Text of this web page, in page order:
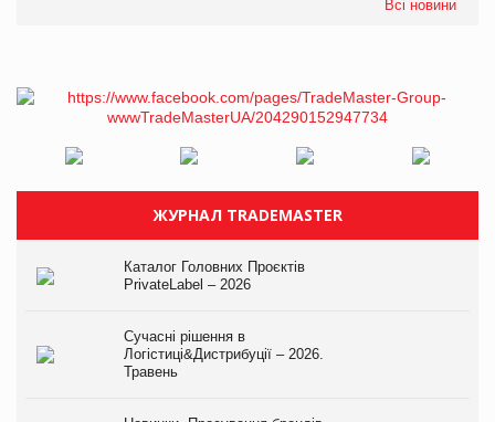
Всі новини
ЖУРНАЛ TRADEMASTER
Каталог Головних Проєктів
PrivateLabel – 2026
Сучасні рішення в
Логістиці&Дистрибуції – 2026.
Травень